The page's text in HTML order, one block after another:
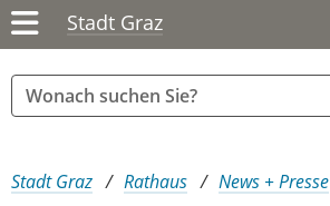
Stadt Graz
Sie sind hier:
Stadt Graz Rathaus News + Presse